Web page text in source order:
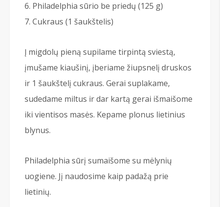
Philadelphia sūrio be priedų (125 g)
Cukraus (1 šaukštelis)
Į migdolų pieną supilame tirpintą sviestą,
įmušame kiaušinį, įberiame žiupsnelį druskos
ir 1 šaukštelį cukraus. Gerai suplakame,
sudedame miltus ir dar kartą gerai išmaišome
iki vientisos masės. Kepame plonus lietinius
blynus.
Philadelphia sūrį sumaišome su mėlynių
uogiene. Jį naudosime kaip padažą prie
lietinių.